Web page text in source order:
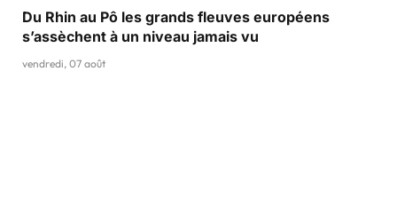
Du Rhin au Pô les grands fleuves européens
s’assèchent à un niveau jamais vu
vendredi, 07 août